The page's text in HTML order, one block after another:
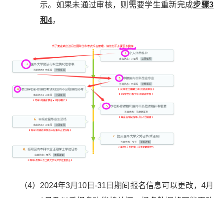
示。如果未通过审核，则需要学生重新完成步骤3
和4。
（4） 2024年3月 10 日-31 日期间报名信息可以更改， 4月